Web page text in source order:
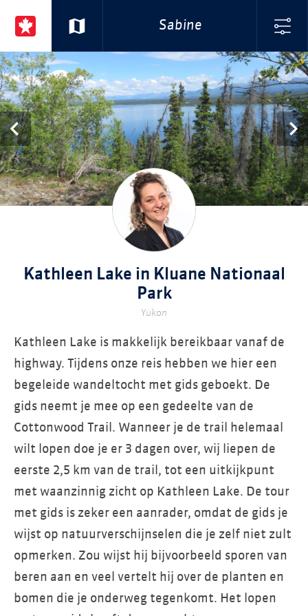
Sabine
Kathleen Lake in Kluane Nationaal
Park
Yukon
Kathleen Lake is makkelijk bereikbaar vanaf de
highway. Tijdens onze reis hebben we hier een
begeleide wandeltocht met gids geboekt. De
gids neemt je mee op een gedeelte van de
Cottonwood Trail. Wanneer je de trail helemaal
wilt lopen doe je er 3 dagen over, wij liepen de
eerste 2,5 km van de trail, tot een uitkijkpunt
met waanzinnig zicht op Kathleen Lake. De tour
met gids is zeker een aanrader, omdat de gids je
wijst op natuurverschijnselen die je zelf niet zult
opmerken. Zou wijst hij bijvoorbeeld sporen van
beren aan en veel vertelt hij over de planten en
bomen die je onderweg tegenkomt. Het lopen